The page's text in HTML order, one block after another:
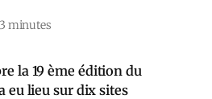
minutes
la 19 ème édition du
eu lieu sur dix sites